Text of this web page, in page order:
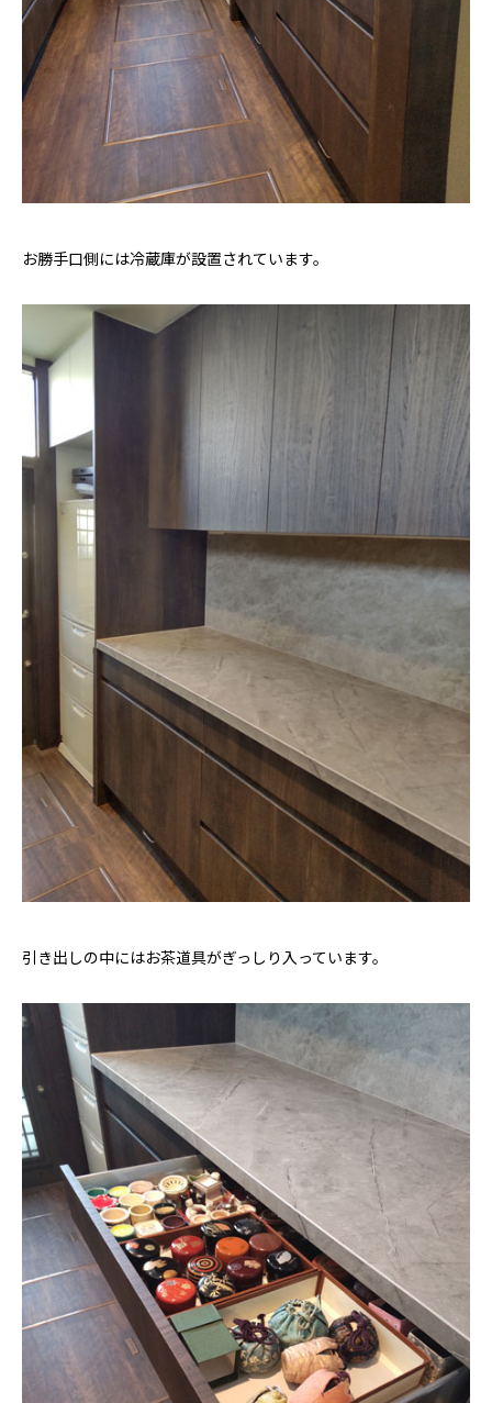
お勝手口側には冷蔵庫が設置されています。
引き出しの中にはお茶道具がぎっしり入っています。